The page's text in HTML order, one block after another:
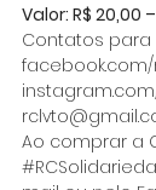
Valor: R$ 20,00
Contatos para
Ao comprar a